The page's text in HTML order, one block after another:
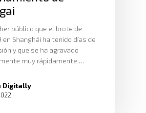
público que el brote de
en Shanghái ha tenido días de
y que se ha agravado
muy rápidamente.…
Digitally